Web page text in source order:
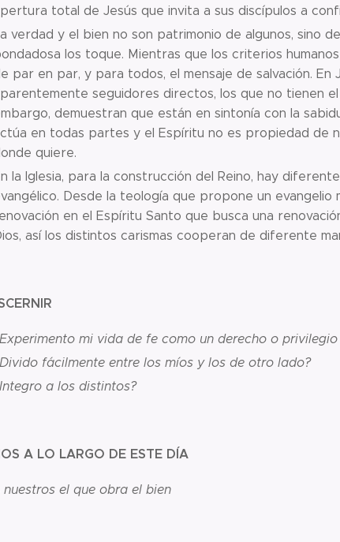
total de Jesús que invita a sus discípulos a
verdad y el bien no son patrimonio de algunos, sino
los toque. Mientras que los criterios
par en par, y para todos, el mensaje de salvación.
seguidores directos, los que no tienen
demuestran que están en sintonía con la
en todas partes y el Espíritu no es propiedad de
quiere.
la Iglesia, para la construcción del Reino, hay
Desde la teología que propone un
en el Espíritu Santo que busca una
así los distintos carismas cooperan de diferente
mi vida de fe como un derecho o
fácilmente entre los míos y los de otro lado?
a los distintos?
A LO LARGO DE ESTE DÍA
nuestros el que obra el bien